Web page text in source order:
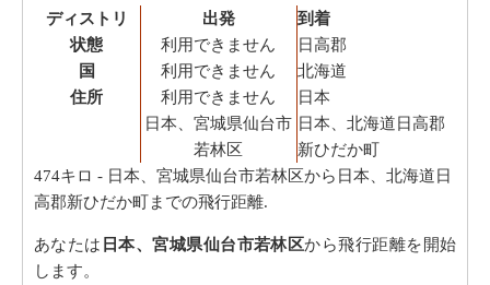
ディストリ
状態
国
住所
出発
利用できません
利用できません
利用できません
日本、宮城県仙台市
若林区
到着
日高郡
北海道
日本
日本、北海道日高郡
新ひだか町
474キロ - 日本、宮城県仙台市若林区から日本、北海道日
高郡新ひだか町までの飛行距離.
あなたは 日本、宮城県仙台市若林区から飛行距離を開始
します。